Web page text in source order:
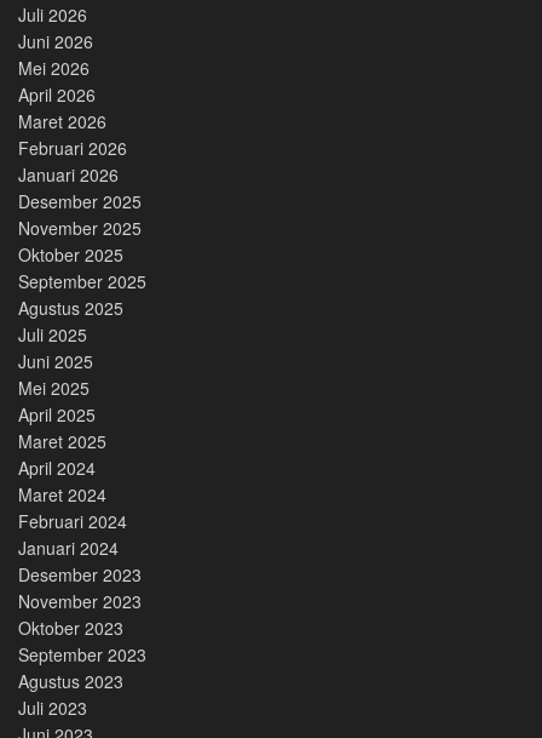
Juli 2026
Juni 2026
Mei 2026
April 2026
Maret 2026
Februari 2026
Januari 2026
Desember 2025
November 2025
Oktober 2025
September 2025
Agustus 2025
Juli 2025
Juni 2025
Mei 2025
April 2025
Maret 2025
April 2024
Maret 2024
Februari 2024
Januari 2024
Desember 2023
November 2023
Oktober 2023
September 2023
Agustus 2023
Juli 2023